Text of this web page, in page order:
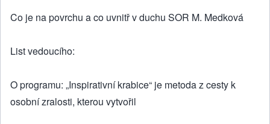
Co je na povrchu a co uvnitř v duchu SOR M. Medková
List vedoucího:
O programu: „Inspirativní krabice“ je metoda z cesty k
osobní zralosti, kterou vytvořil